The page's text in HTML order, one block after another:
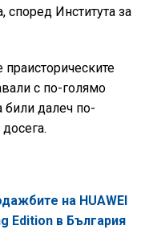
според Института за
с по-голямо
били далеч по-
на HUAWEI
Edition в България